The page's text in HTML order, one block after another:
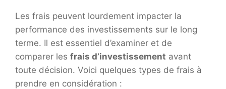
Les frais peuvent lourdement impacter la
performance des investissements sur le long
terme. Il est essentiel d’examiner et de
comparer les frais d’investissement avant
toute décision. Voici quelques types de frais à
prendre en considération :